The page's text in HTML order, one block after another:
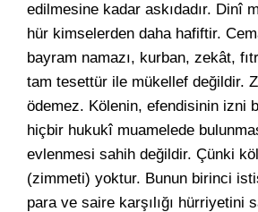
edilmesine kadar askıdadır. Dinî
hür kimselerden daha hafiftir.
bayram namazı, kurban, zekât,
tam tesettür ile mükellef değildir.
ödemez. Kölenin, efendisinin izni
hiçbir hukukî muamelede
evlenmesi sahih değildir. Çünki
(zimmeti) yoktur. Bunun birinci
para ve saire karşılığı hürriyetini